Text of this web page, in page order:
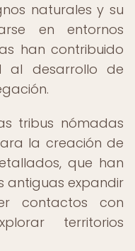
naturales y su
en entornos
han contribuido
al desarrollo de
tribus nómadas
la creación de
que han
antiguas expandir
contactos con
territorios